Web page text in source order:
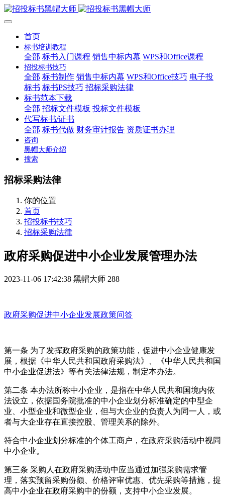
首页
标书培训教程
全部 标书入门课程 销售中标内幕 WPS和Office课程
招投标书技巧
全部 标书制作 销售中标内幕 WPS和Office技巧 电子投
标书 标书PS技巧 招标采购法律
标书范本下载
全部 招标文件模板 投标文件模板
代写标书/证书
全部 标书代做 财务审计报告 资质证书办理
咨询
黑帽大师介绍
搜索
招标采购法律
你的位置
首页
招投标书技巧
招标采购法律
政府采购促进中小企业发展管理办法
2023-11-06 17:42:38 黑帽大师 288
政府采购促进中小企业发展政策问答
第一条 为了发挥政府采购的政策功能，促进中小企业健康发
展，根据《中华人民共和国政府采购法》、《中华人民共和国
中小企业促进法》等有关法律法规，制定本办法。
第二条 本办法所称中小企业，是指在中华人民共和国境内依
法设立，依据国务院批准的中小企业划分标准确定的中型企
业、小型企业和微型企业，但与大企业的负责人为同一人，或
者与大企业存在直接控股、管理关系的除外。
符合中小企业划分标准的个体工商户，在政府采购活动中视同
中小企业。
第三条 采购人在政府采购活动中应当通过加强采购需求管
理，落实预留采购份额、价格评审优惠、优先采购等措施，提
高中小企业在政府采购中的份额，支持中小企业发展。